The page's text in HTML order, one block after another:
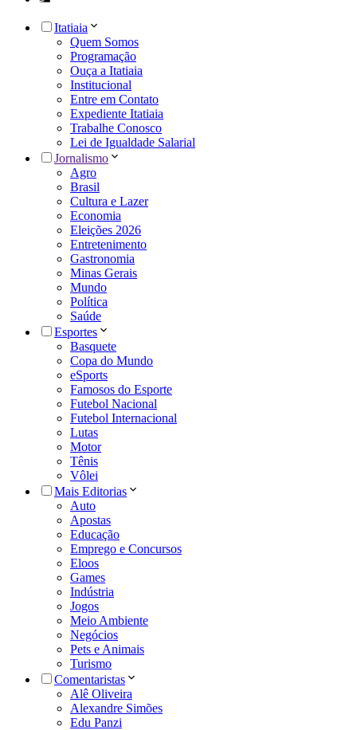
Itatiaia
Quem Somos
Programação
Ouça a Itatiaia
Institucional
Entre em Contato
Expediente Itatiaia
Trabalhe Conosco
Lei de Igualdade Salarial
Jornalismo
Agro
Brasil
Cultura e Lazer
Economia
Eleições 2026
Entretenimento
Gastronomia
Minas Gerais
Mundo
Política
Saúde
Esportes
Basquete
Copa do Mundo
eSports
Famosos do Esporte
Futebol Nacional
Futebol Internacional
Lutas
Motor
Tênis
Vôlei
Mais Editorias
Auto
Apostas
Educação
Emprego e Concursos
Eloos
Games
Indústria
Jogos
Meio Ambiente
Negócios
Pets e Animais
Turismo
Comentaristas
Alê Oliveira
Alexandre Simões
Edu Panzi